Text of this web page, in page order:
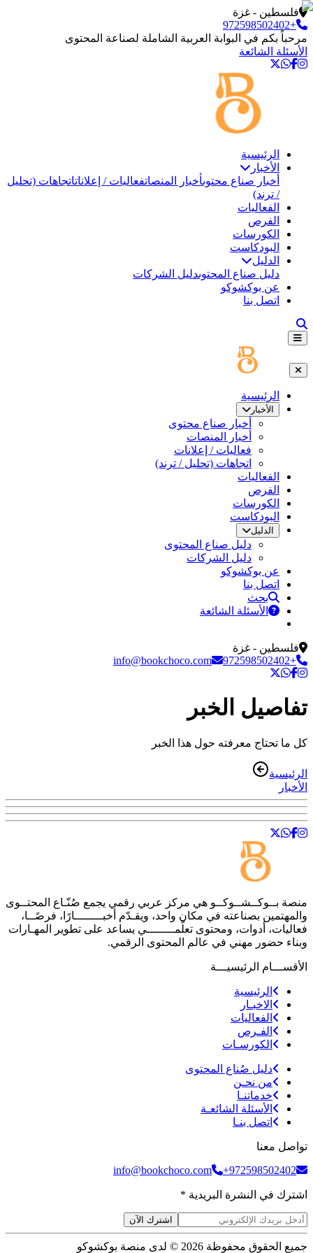
فلسطين - غزة
+972598502402
مرحباً بكم في البوابة العربية الشاملة لصناعة المحتوى
الأسئلة الشائعة
الرئيسية
الأخبار
أخبار صناع محتوىأخبار المنصاتفعاليات / إعلاناتاتجاهات (تحليل
/ ترند)
الفعاليات
الفرص
الكورسات
البودكاست
الدليل
دليل صناع المحتوىدليل الشركات
عن بوكشوكو
اتصل بنا
الرئيسية
الأخبار
أخبار صناع محتوى
أخبار المنصات
فعاليات / إعلانات
اتجاهات (تحليل / ترند)
الفعاليات
الفرص
الكورسات
البودكاست
الدليل
دليل صناع المحتوى
دليل الشركات
عن بوكشوكو
اتصل بنا
بحث
الأسئلة الشائعة
فلسطين - غزة
+972598502402
info@bookchoco.com
تفاصيل الخبر
كل ما تحتاج معرفته حول هذا الخبر
الرئيسية
الأخبار
منصة بــوكــشــوكــو هي مركز عربي رقمي يجمع صُنّـاع المحتــوى
والمهتمين بصناعته في مكان واحد، ويقـدّم أخبــــــــارًا، فرصًــا،
فعاليات، أدوات، ومحتوى تعلّمــــــــي يساعد على تطوير المهـارات
وبناء حضور مهني في عالم المحتوى الرقمي.
الأقســـام الرئيسيـــة
الرئيسية
الاخبـار
الفعاليات
الفـرص
الكورسـات
دليل صُناع المحتوى
من نحـن
خدماتنـا
الأسئلة الشائعـة
اتصل بنـا
تواصل معنا
info@bookchoco.com
+972598502402
اشترك في النشرة البريدية *
اشترك الآن
جميع الحقوق محفوظة 2026 © لدى منصة بوكشوكو